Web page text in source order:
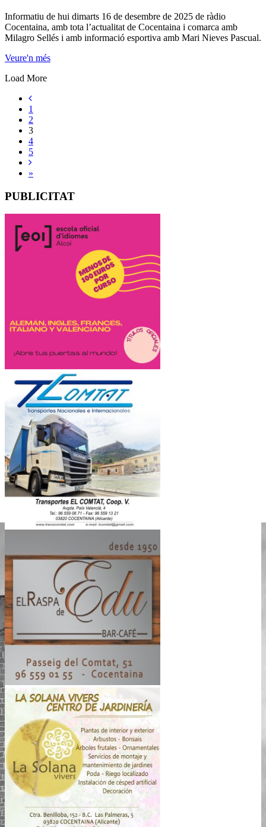
Informatiu de hui dimarts 16 de desembre de 2025 de ràdio
Cocentaina, amb tota l’actualitat de Cocentaina i comarca amb
Milagro Sellés i amb informació esportiva amb Mari Nieves Pascual.
Veure'n més
Load More
1
2
3
4
5
»
PUBLICITAT